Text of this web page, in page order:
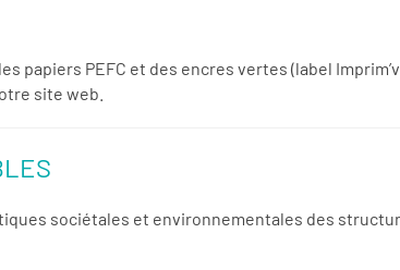
papiers PEFC et des encres vertes (label
site web.
sociétales et environnementales des